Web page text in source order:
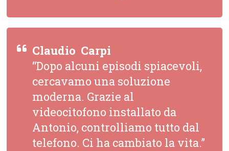
Claudio  Carpi
“Dopo alcuni episodi spiacevoli,
cercavamo una soluzione
moderna. Grazie al
videocitofono installato da
Antonio, controlliamo tutto dal
telefono. Ci ha cambiato la vita.”